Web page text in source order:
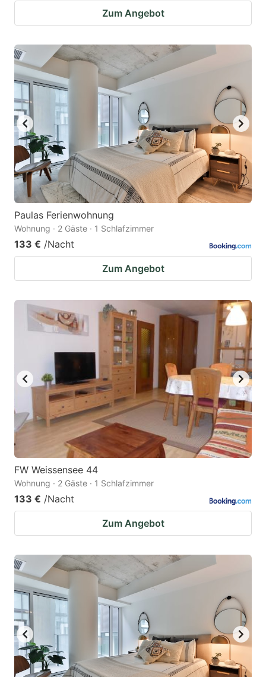
Zum Angebot
Paulas Ferienwohnung
Wohnung · 2 Gäste · 1 Schlafzimmer
133 € /Nacht
Zum Angebot
FW Weissensee 44
Wohnung · 2 Gäste · 1 Schlafzimmer
133 € /Nacht
Zum Angebot